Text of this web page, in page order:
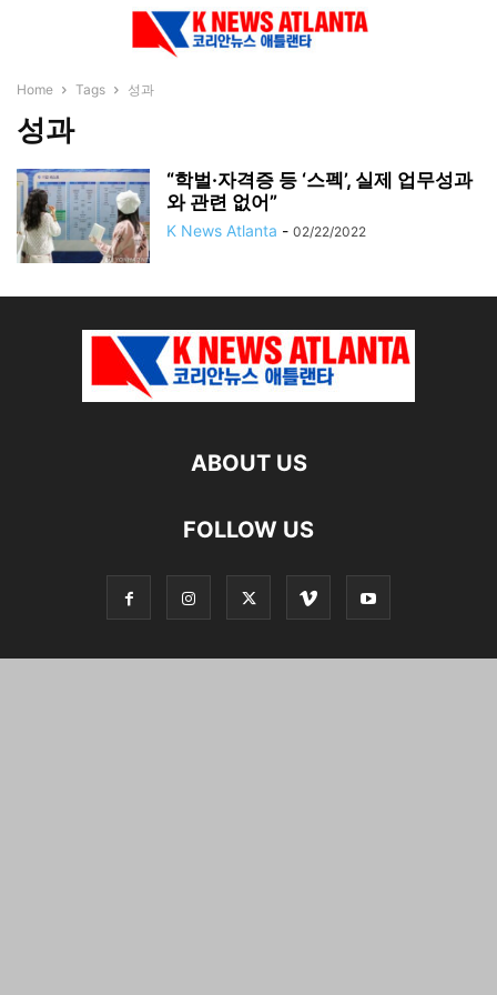
Home Tags 성과
성과
“학벌·자격증 등 ‘스펙’, 실제 업무성과
와 관련 없어”
K News Atlanta - 02/22/2022
ABOUT US
FOLLOW US